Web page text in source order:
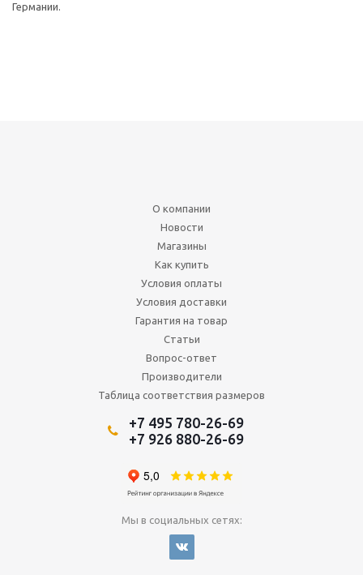
Германии.
О компании
Новости
Магазины
Как купить
Условия оплаты
Условия доставки
Гарантия на товар
Статьи
Вопрос-ответ
Производители
Таблица соответствия размеров
+7 495 780-26-69
+7 926 880-26-69
Мы в социальных сетях: